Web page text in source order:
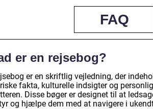
FAQ
er en rejsebog?
er en skriftlig vejledning, der
fakta, kulturelle indsigter og
Disse bøger er designet til at
og hjælpe dem med at navigere i